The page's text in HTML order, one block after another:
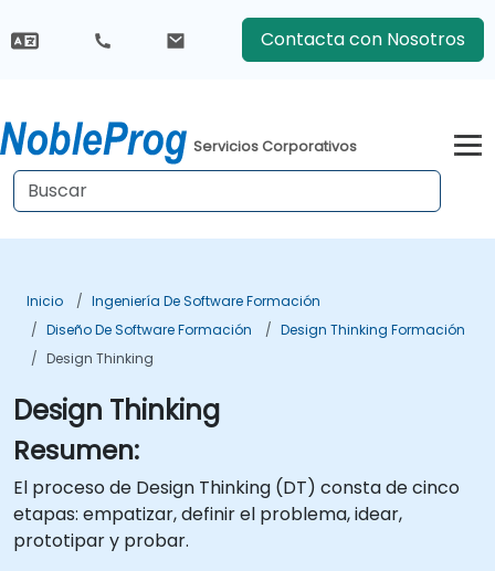
Contacta con Nosotros
Servicios Corporativos
Inicio
Ingeniería De Software Formación
Diseño De Software Formación
Design Thinking Formación
Design Thinking
Design Thinking
Resumen:
El proceso de Design Thinking (DT) consta de cinco
etapas: empatizar, definir el problema, idear,
prototipar y probar.